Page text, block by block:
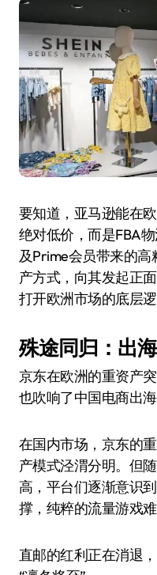
要知道，亚马逊能在
绝对低价，而是FBA
及Prime会员带来的
产方式，向其发起正
打开欧洲市场的底层逻
殊途同归：出
京东在欧洲的重资产
也吹响了中国电商出
在国内市场，京东的
产模式泾渭分明。但
高，平台们逐渐意识
撑，纯粹的流量游戏难
直邮的红利正在消退